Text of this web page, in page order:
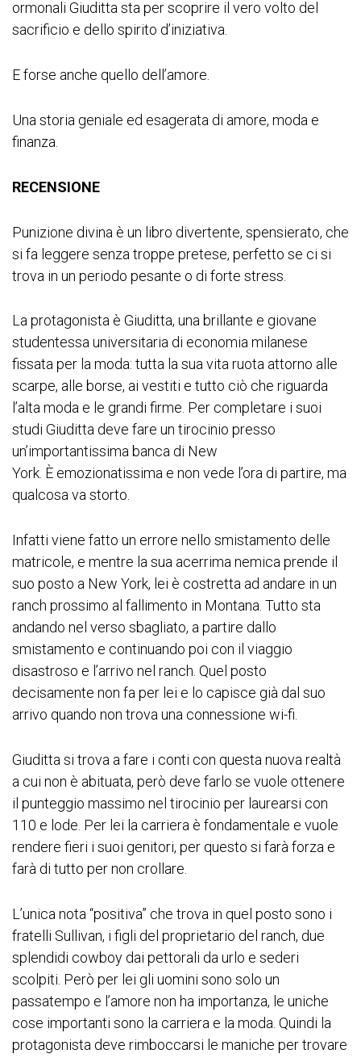
ormonali Giuditta sta per scoprire il vero volto del
sacrificio e dello spirito d’iniziativa.
E forse anche quello dell’amore.
Una storia geniale ed esagerata di amore, moda e
finanza.
RECENSIONE
Punizione divina è un libro divertente, spensierato, che
si fa leggere senza troppe pretese, perfetto se ci si
trova in un periodo pesante o di forte stress.
La protagonista è Giuditta, una brillante e giovane
studentessa universitaria di economia milanese
fissata per la moda: tutta la sua vita ruota attorno alle
scarpe, alle borse, ai vestiti e tutto ciò che riguarda
l’alta moda e le grandi firme. Per completare i suoi
studi Giuditta deve fare un tirocinio presso
un’importantissima banca di New
York. È emozionatissima e non vede l’ora di partire, ma
qualcosa va storto.
Infatti viene fatto un errore nello smistamento delle
matricole, e mentre la sua acerrima nemica prende il
suo posto a New York, lei è costretta ad andare in un
ranch prossimo al fallimento in Montana. Tutto sta
andando nel verso sbagliato, a partire dallo
smistamento e continuando poi con il viaggio
disastroso e l’arrivo nel ranch. Quel posto
decisamente non fa per lei e lo capisce già dal suo
arrivo quando non trova una connessione wi-fi.
Giuditta si trova a fare i conti con questa nuova realtà
a cui non è abituata, però deve farlo se vuole ottenere
il punteggio massimo nel tirocinio per laurearsi con
110 e lode. Per lei la carriera è fondamentale e vuole
rendere fieri i suoi genitori, per questo si farà forza e
farà di tutto per non crollare.
L’unica nota “positiva” che trova in quel posto sono i
fratelli Sullivan, i figli del proprietario del ranch, due
splendidi cowboy dai pettorali da urlo e sederi
scolpiti. Però per lei gli uomini sono solo un
passatempo e l’amore non ha importanza, le uniche
cose importanti sono la carriera e la moda. Quindi la
protagonista deve rimboccarsi le maniche per trovare